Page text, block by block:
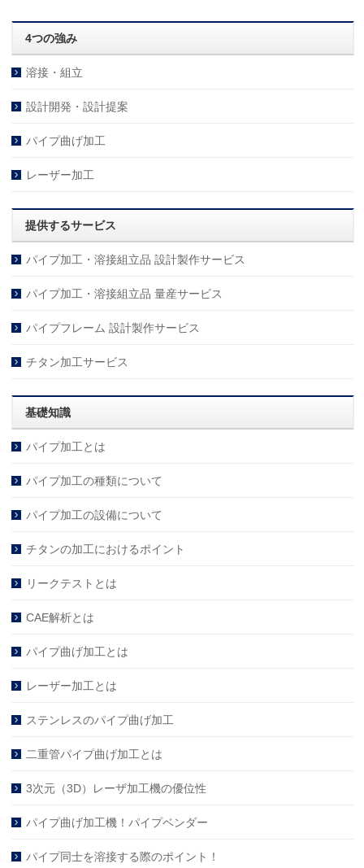
4つの強み
溶接・組立
設計開発・設計提案
パイプ曲げ加工
レーザー加工
提供するサービス
パイプ加工・溶接組立品 設計製作サービス
パイプ加工・溶接組立品 量産サービス
パイプフレーム 設計製作サービス
チタン加工サービス
基礎知識
パイプ加工とは
パイプ加工の種類について
パイプ加工の設備について
チタンの加工におけるポイント
リークテストとは
CAE解析とは
パイプ曲げ加工とは
レーザー加工とは
ステンレスのパイプ曲げ加工
二重管パイプ曲げ加工とは
3次元（3D）レーザ加工機の優位性
パイプ曲げ加工機！パイプベンダー
パイプ同士を溶接する際のポイント！